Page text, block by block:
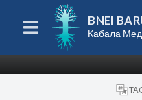
BNEI
Кабала